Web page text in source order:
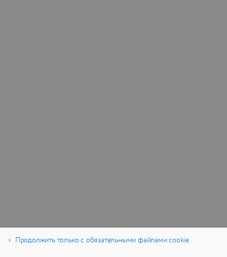
Продолжить только с обязательными файлами cookie